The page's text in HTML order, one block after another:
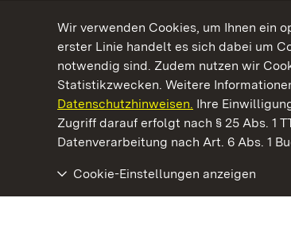
Wir verwenden Cookies, um Ihnen ein
erster Linie handelt es sich dabei um
notwendig sind. Zudem nutzen wir
Statistikzwecken. Weitere
Datenschutzhinweisen. Ihre
Zugriff darauf erfolgt nach § 25 Abs. 1
Datenverarbeitung nach Art. 6 Abs. 1
Cookie-Einstellungen anzeigen
Kommen. Staunen. Genießen.